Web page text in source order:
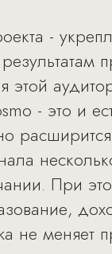
-
этой
- это и
При
не меняет